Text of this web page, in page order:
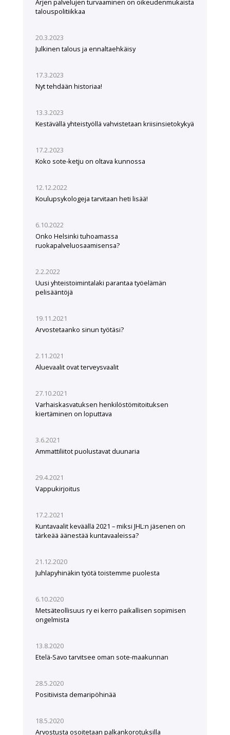
Arjen palvelujen turvaaminen on oikeudenmukaista
talouspolitiikkaa
20.3.2023
Julkinen talous ja ennaltaehkäisy
17.3.2023
Nyt tehdään historiaa!
13.3.2023
Kestävällä yhteistyöllä vahvistetaan kriisinsietokykyä
17.2.2023
Koko sote-ketju on oltava kunnossa
12.12.2022
Koulupsykologeja tarvitaan heti lisää!
6.10.2022
Onko Helsinki tuhoamassa
ruokapalveluosaamisensa?
2.2.2022
Uusi yhteistoimintalaki parantaa työelämän
pelisääntöjä
19.11.2021
Arvostetaanko sinun työtäsi?
2.11.2021
Aluevaalit ovat terveysvaalit
27.10.2021
Varhaiskasvatuksen henkilöstömitoituksen
kiertäminen on loputtava
3.6.2021
Ammattiliitot puolustavat duunaria
29.4.2021
Vappukirjoitus
17.2.2021
Kuntavaalit keväällä 2021 – miksi JHL:n jäsenen on
tärkeää äänestää kuntavaaleissa?
21.12.2020
Juhlapyhinäkin työtä toistemme puolesta
6.10.2020
Metsäteollisuus ry ei kerro paikallisen sopimisen
ongelmista
13.8.2020
Etelä-Savo tarvitsee oman sote-maakunnan
28.5.2020
Positiivista demaripöhinää
18.5.2020
Arvostusta osoitetaan palkankorotuksilla